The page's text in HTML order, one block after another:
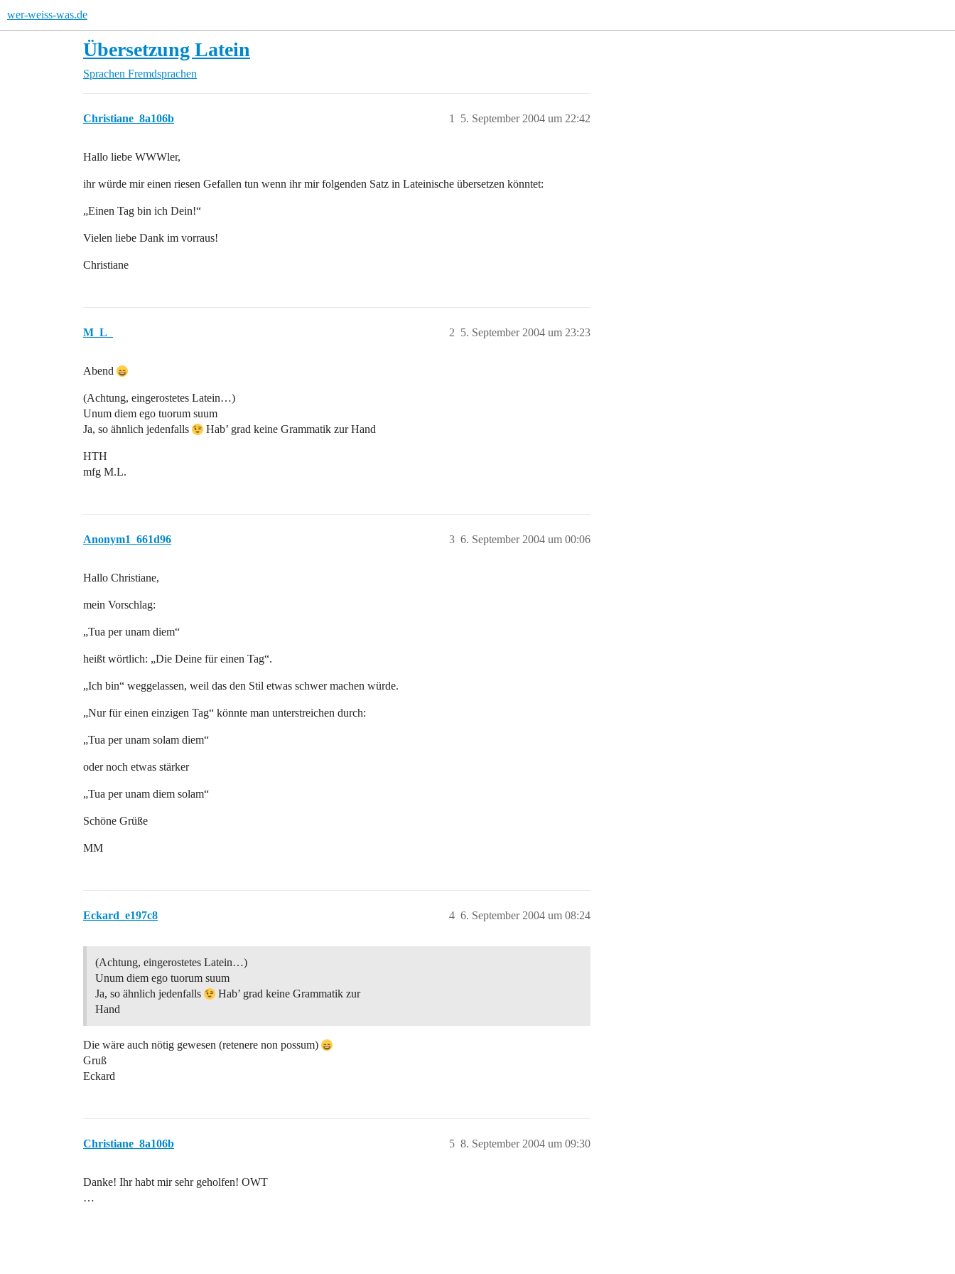
wer-weiss-was.de
Übersetzung Latein
Sprachen Fremdsprachen
Christiane_8a106b 5. September 2004 um 22:42
1
Hallo liebe WWWler,
ihr würde mir einen riesen Gefallen tun wenn ihr mir folgenden Satz in Lateinische übersetzen könntet:
„Einen Tag bin ich Dein!“
Vielen liebe Dank im vorraus!
Christiane
M_L_ 5. September 2004 um 23:23
2
Abend
(Achtung, eingerostetes Latein…)
Unum diem ego tuorum suum
Ja, so ähnlich jedenfalls
Hab’ grad keine Grammatik zur Hand
HTH
mfg M.L.
Anonym1_661d96 6. September 2004 um 00:06
3
Hallo Christiane,
mein Vorschlag:
„Tua per unam diem“
heißt wörtlich: „Die Deine für einen Tag“.
„Ich bin“ weggelassen, weil das den Stil etwas schwer machen würde.
„Nur für einen einzigen Tag“ könnte man unterstreichen durch:
„Tua per unam solam diem“
oder noch etwas stärker
„Tua per unam diem solam“
Schöne Grüße
MM
Eckard_e197c8 6. September 2004 um 08:24
4
(Achtung, eingerostetes Latein…)
Unum diem ego tuorum suum
Ja, so ähnlich jedenfalls
Hab’ grad keine Grammatik zur
Hand
Die wäre auch nötig gewesen (retenere non possum)
Gruß
Eckard
Christiane_8a106b 8. September 2004 um 09:30
5
Danke! Ihr habt mir sehr geholfen! OWT
…